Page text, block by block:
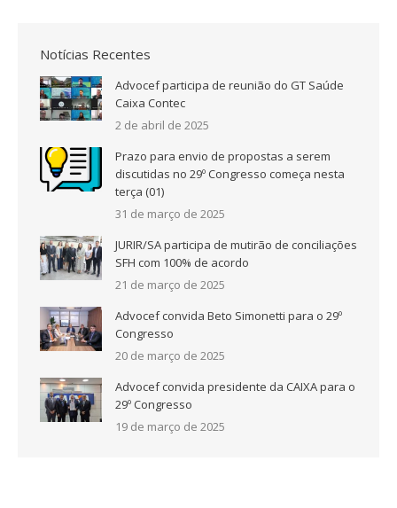
Notícias Recentes
Advocef participa de reunião do GT Saúde
Caixa Contec
2 de abril de 2025
Prazo para envio de propostas a serem
discutidas no 29º Congresso começa nesta
terça (01)
31 de março de 2025
JURIR/SA participa de mutirão de conciliações
SFH com 100% de acordo
21 de março de 2025
Advocef convida Beto Simonetti para o 29º
Congresso
20 de março de 2025
Advocef convida presidente da CAIXA para o
29º Congresso
19 de março de 2025